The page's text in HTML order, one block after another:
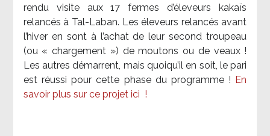
rendu visite aux 17 fermes d’éleveurs kakaïs
relancés à Tal-Laban. Les éleveurs relancés avant
l’hiver en sont à l’achat de leur second troupeau
(ou « chargement ») de moutons ou de veaux !
Les autres démarrent, mais quoiqu’il en soit, le pari
est réussi pour cette phase du programme ! En
savoir plus sur ce projet ici !